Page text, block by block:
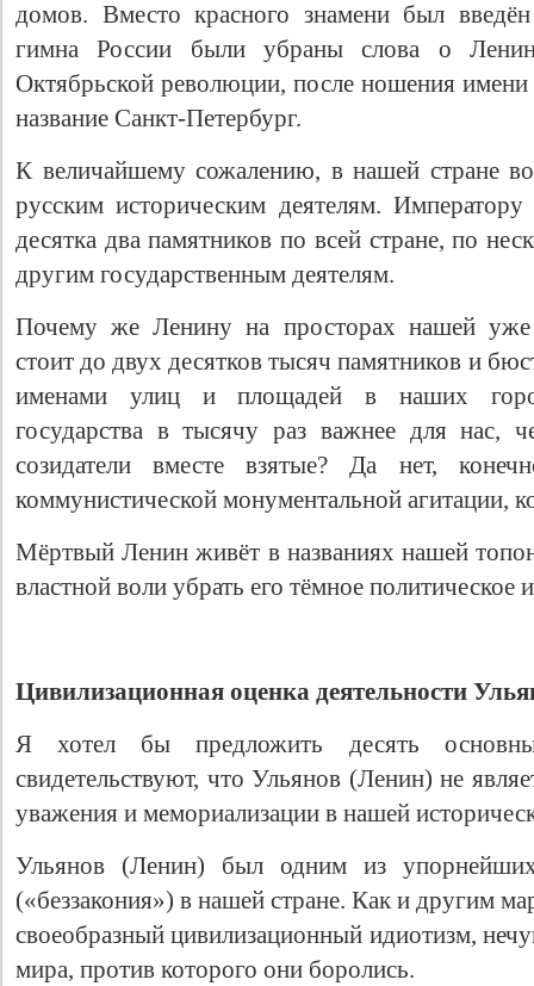
домов. Вместо красного знамени был
гимна России были убраны слова о
Октябрьской революции, после ношения имени
название Санкт-Петербург.
К величайшему сожалению, в нашей стране
русским историческим деятелям.
десятка два памятников по всей стране, по
другим государственным деятелям.
Почему же Ленину на просторах нашей уже
стоит до двух десятков тысяч памятников и
именами улиц и площадей в наших
государства в тысячу раз важнее для нас,
созидатели вместе взятые? Да нет,
коммунистической монументальной агитации,
Мёртвый Ленин живёт в названиях нашей
властной воли убрать его тёмное
Цивилизационная оценка деятельности
Я хотел бы предложить десять
свидетельствуют, что Ульянов (Ленин) не
уважения и мемориализации в нашей
Ульянов (Ленин) был одним из упорнейших
(«беззакония») в нашей стране. Как и другим
своеобразный цивилизационный идиотизм,
мира, против которого они боролись.